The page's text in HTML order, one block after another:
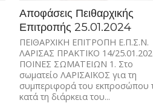
Αποφάσεις Πειθαρχικής
Επιτροπής 25.01.2024
ΠΕΙΘΑΡΧΙΚΗ ΕΠΙΤΡΟΠΗ Ε.Π.Σ.Ν.
ΛΑΡΙΣΑΣ ΠΡΑΚΤΙΚΟ 14/
ΠΟΙΝΕΣ ΣΩΜΑΤΕΙΩΝ 1. Στο
σωματείο ΛΑΡΙΣΑΪΚΟΣ για τη
συμπεριφορά του εκπροσώπου
κατά τη διάρκεια του...